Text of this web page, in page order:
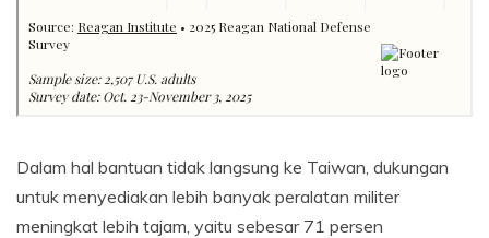
Dalam hal bantuan tidak langsung ke Taiwan, dukungan
untuk menyediakan lebih banyak peralatan militer
meningkat lebih tajam, yaitu sebesar 71 persen